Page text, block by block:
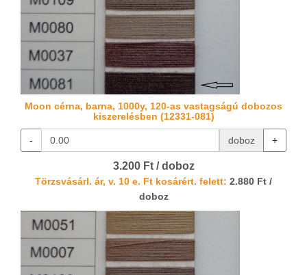
Moon cérna, barna, 1000y, 120-as vastagságú dobozos
kiszerelésben (12331-081)
- doboz +
3.200 Ft / doboz
Törzsvásárl. ár, v. 10 e. Ft kosárért. felett: 2.880 Ft /
doboz